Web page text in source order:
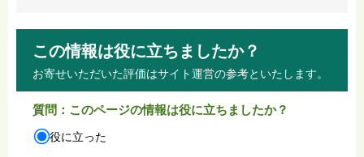
この情報は役に立ちましたか？
お寄せいただいた評価はサイト運営の参考といたします。
質問：このページの情報は役に立ちましたか？
役に立った